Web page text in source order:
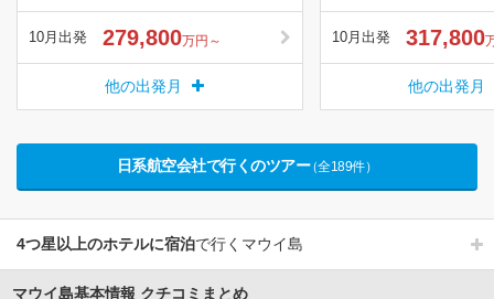
10月出発 279,800万円～
他の出発月
10月出発 317,800
他の出発月
日系航空会社で行くのツアー（全189件）
4つ星以上のホテルに宿泊で行くマウイ島
マウイ島基本情報 クチコミまとめ